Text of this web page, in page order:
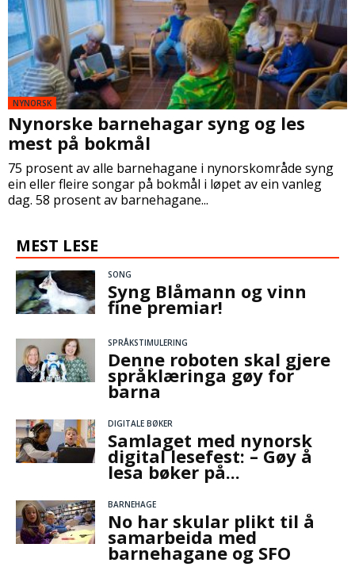
NYNORSK
Nynorske barnehagar syng og les
mest på bokmål
75 prosent av alle barnehagane i nynorskområde syng
ein eller fleire songar på bokmål i løpet av ein vanleg
dag. 58 prosent av barnehagane...
MEST LESE
SONG
Syng Blåmann og vinn
fine premiar!
SPRÅKSTIMULERING
Denne roboten skal gjere
språklæringa gøy for
barna
DIGITALE BØKER
Samlaget med nynorsk
digital lesefest: – Gøy å
lesa bøker på...
BARNEHAGE
No har skular plikt til å
samarbeida med
barnehagane og SFO